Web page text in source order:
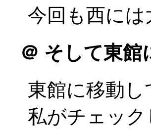
今回も西に
＠ そして東館
東館に移動
私がチェッ